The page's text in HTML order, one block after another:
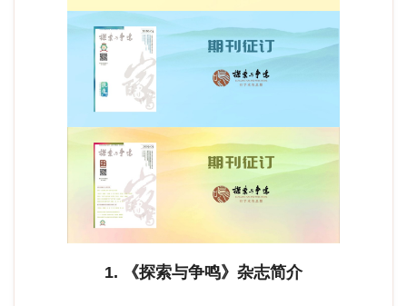
1. 《探索与争鸣》杂志简介